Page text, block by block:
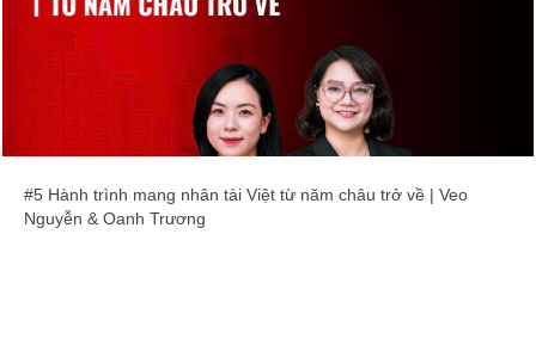
#5 Hành trình mang nhân tài Việt từ năm châu trở về | Veo
Nguyễn & Oanh Trương